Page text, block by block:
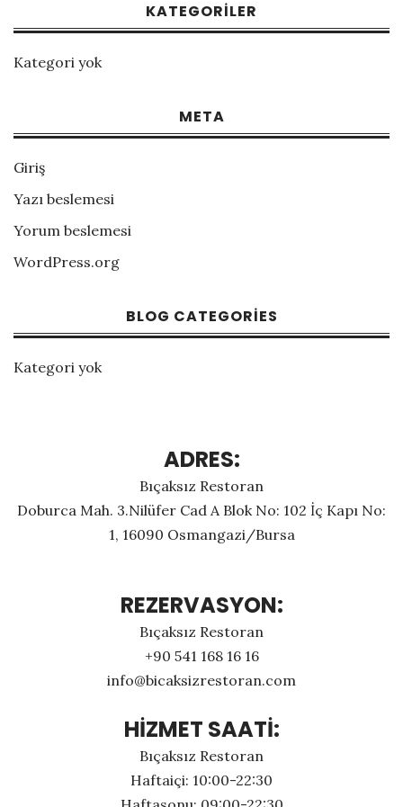
KATEGORILER
Kategori yok
META
Giriş
Yazı beslemesi
Yorum beslemesi
WordPress.org
BLOG CATEGORIES
Kategori yok
ADRES:
Bıçaksız Restoran
Doburca Mah. 3.Nilüfer Cad A Blok No: 102 İç Kapı No:
1, 16090 Osmangazi/Bursa
REZERVASYON:
Bıçaksız Restoran
+90 541 168 16 16
info@bicaksizrestoran.com
HİZMET SAATİ:
Bıçaksız Restoran
Haftaiçi: 10:00-22:30